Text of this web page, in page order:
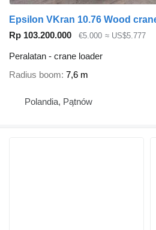
Epsilon VKran 10.76 Wood
Rp 103.200.000
€5.000 ≈ US$5.777
Peralatan - crane loader
Radius boom 7,6 m
Polandia, Pątnów